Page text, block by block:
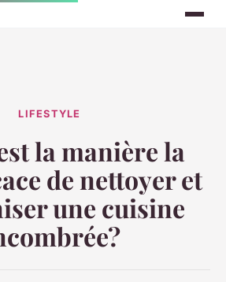
LIFESTYLE
la manière la
de nettoyer et
une cuisine